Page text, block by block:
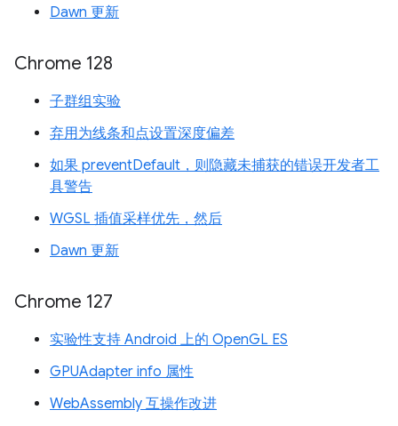
Dawn 更新
Chrome 128
子群组实验
弃用为线条和点设置深度偏差
如果 preventDefault，则隐藏未捕获的错误开发者工
具警告
WGSL 插值采样优先，然后
Dawn 更新
Chrome 127
实验性支持 Android 上的 OpenGL ES
GPUAdapter info 属性
WebAssembly 互操作改进